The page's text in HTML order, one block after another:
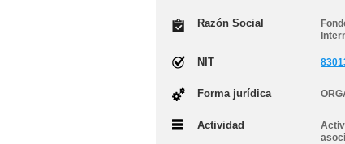
Razón Social
NIT
Forma jurídica
Actividad